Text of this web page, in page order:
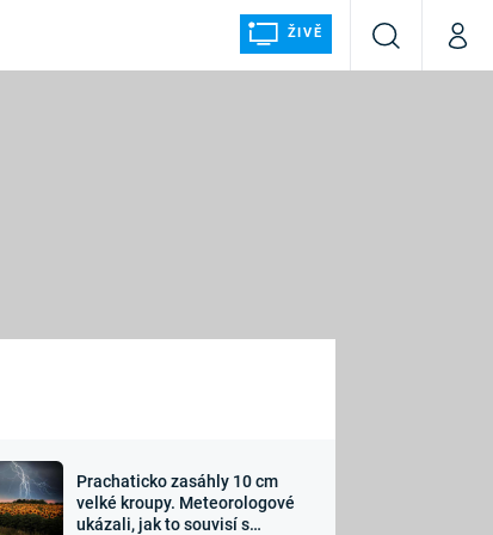
ŽIVĚ
VyhledáváníMůj
Sledujte nás
Prachaticko zasáhly 10 cm
velké kroupy. Meteorologové
ukázali, jak to souvisí s